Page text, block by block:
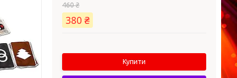
460 ₴
380 ₴
Купити